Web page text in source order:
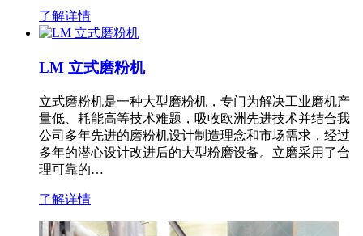
了解详情
LM 立式磨粉机
立式磨粉机是一种大型磨粉机，专门为解决工业磨机产
量低、耗能高等技术难题，吸收欧洲先进技术并结合我
公司多年先进的磨粉机设计制造理念和市场需求，经过
多年的潜心设计改进后的大型粉磨设备。立磨采用了合
理可靠的…
了解详情